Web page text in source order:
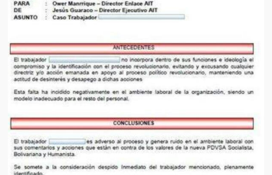
La burla del Chavez “tan amante de los niños” (The mockery of
Chavez “such a children lover”)
Los niños de las calles de Venezuela (Children of the streets of
Venezuela)
Luis y El Mono… en armas (Luis and El Mono… armed)
Puente Llaguno, Miraflores… ¿y Lina?
Radio Emisoras y canales de televisión clausurados por el
de Chávez hasta el 2009
Victimas del 11 de abril de 2002